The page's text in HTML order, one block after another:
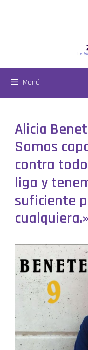
Menú
Alicia
Somos
contra
liga y
suficiente
cualquiera.»